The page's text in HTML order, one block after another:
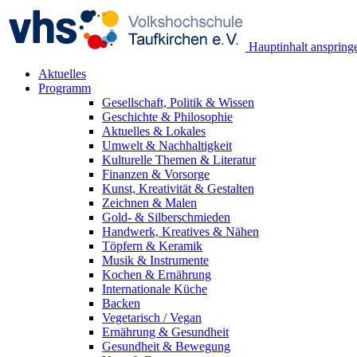
Hauptinhalt
Aktuelles
Programm
Gesellschaft, Politik & Wissen
Geschichte & Philosophie
Aktuelles & Lokales
Umwelt & Nachhaltigkeit
Kulturelle Themen & Literatur
Finanzen & Vorsorge
Kunst, Kreativität & Gestalten
Zeichnen & Malen
Gold- & Silberschmieden
Handwerk, Kreatives & Nähen
Töpfern & Keramik
Musik & Instrumente
Kochen & Ernährung
Internationale Küche
Backen
Vegetarisch / Vegan
Ernährung & Gesundheit
Gesundheit & Bewegung